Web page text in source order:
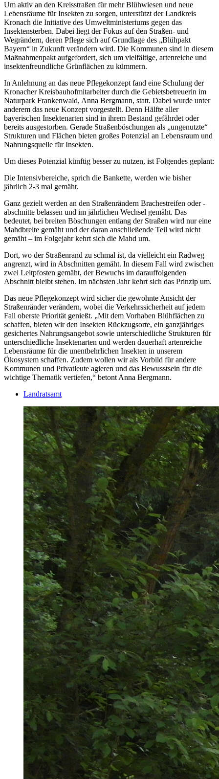
Um aktiv an den Kreisstraßen für mehr Blühwiesen und neue
Lebensräume für Insekten zu sorgen, unterstützt der Landkreis
Kronach die Initiative des Umweltministeriums gegen das
Insektensterben. Dabei liegt der Fokus auf den Straßen- und
Wegrändern, deren Pflege sich auf Grundlage des „Blühpakt
Bayern“ in Zukunft verändern wird. Die Kommunen sind in diesem
Maßnahmenpakt aufgefordert, sich um vielfältige, artenreiche und
insektenfreundliche Grünflächen zu kümmern.
In Anlehnung an das neue Pflegekonzept fand eine Schulung der
Kronacher Kreisbauhofmitarbeiter durch die Gebietsbetreuerin im
Naturpark Frankenwald, Anna Bergmann, statt. Dabei wurde unter
anderem das neue Konzept vorgestellt. Denn Hälfte aller
bayerischen Insektenarten sind in ihrem Bestand gefährdet oder
bereits ausgestorben. Gerade Straßenböschungen als „ungenutzte“
Strukturen und Flächen bieten großes Potenzial an Lebensraum und
Nahrungsquelle für Insekten.
Um dieses Potenzial künftig besser zu nutzen, ist Folgendes geplant:
Die Intensivbereiche, sprich die Bankette, werden wie bisher
jährlich 2-3 mal gemäht.
Ganz gezielt werden an den Straßenrändern Brachestreifen oder -
abschnitte belassen und im jährlichen Wechsel gemäht. Das
bedeutet, bei breiten Böschungen entlang der Straßen wird nur eine
Mahdbreite gemäht und der daran anschließende Teil wird nicht
gemäht – im Folgejahr kehrt sich die Mahd um.
Dort, wo der Straßenrand zu schmal ist, da vielleicht ein Radweg
angrenzt, wird in Abschnitten gemäht. In diesem Fall wird zwischen
zwei Leitpfosten gemäht, der Bewuchs im darauffolgenden
Abschnitt bleibt stehen. Im nächsten Jahr kehrt sich das Prinzip um.
Das neue Pflegekonzept wird sicher die gewohnte Ansicht der
Straßenränder verändern, wobei die Verkehrssicherheit auf jedem
Fall oberste Priorität genießt. „Mit dem Vorhaben Blühflächen zu
schaffen, bieten wir den Insekten Rückzugsorte, ein ganzjähriges
gesichertes Nahrungsangebot sowie unterschiedliche Strukturen für
unterschiedliche Insektenarten und werden dauerhaft artenreiche
Lebensräume für die unentbehrlichen Insekten in unserem
Ökosystem schaffen. Zudem wollen wir als Vorbild für andere
Kommunen und Privatleute agieren und das Bewusstsein für die
wichtige Thematik vertiefen,“ betont Anna Bergmann.
Landratsamt